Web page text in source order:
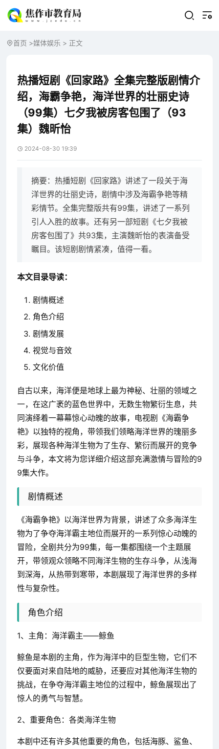
首页 >媒体娱乐 > 正文
热播短剧《回家路》全集完整版剧情介
绍，海霸争艳，海洋世界的壮丽史诗
（99集）七夕我被房客包围了（93
集）魏昕怡
2024-08-30 19:39
摘要：热播短剧《回家路》讲述了一段关于海
洋世界的壮丽史诗，剧情中涉及海霸争艳等精
彩情节。全集完整版共有99集，讲述了一系列
引人入胜的故事。还有另一部短剧《七夕我被
房客包围了》共93集，主演魏昕怡的表演备受
瞩目。该短剧剧情紧凑，值得一看。
本文目录导读：
剧情概述
角色介绍
剧情发展
视觉与音效
文化价值
自古以来，海洋便是地球上最为神秘、壮丽的领域之
一，在这广袤的蓝色世界中，无数生物繁衍生息，共
同演绎着一幕幕惊心动魄的故事，电视剧《海霸争
艳》以独特的视角，带领我们领略海洋世界的瑰丽多
彩，展现各种海洋生物为了生存、繁衍而展开的竞争
与斗争，本文将为您详细介绍这部充满激情与冒险的9
9集大作。
剧情概述
《海霸争艳》以海洋世界为背景，讲述了众多海洋生
物为了争夺海洋霸主地位而展开的一系列惊心动魄的
冒险，全剧共分为99集，每一集都围绕一个主题展
开，带领观众领略不同海洋生物的生存斗争，从浅海
到深海，从热带到寒带，本剧展现了海洋世界的多样
性与复杂性。
角色介绍
1、主角：海洋霸主——鲸鱼
鲸鱼是本剧的主角，作为海洋中的巨型生物，它们不
仅要面对来自陆地的威胁，还要应对其他海洋生物的
挑战，在争夺海洋霸主地位的过程中，鲸鱼展现出了
惊人的勇气与智慧。
2、重要角色：各类海洋生物
本剧中还有许多其他重要的角色，包括海豚、鲨鱼、